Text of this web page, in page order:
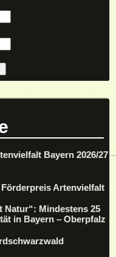
Bayern 2026/27 –
Artenvielfalt
Natur“: Mindestens 25
in Bayern – Oberpfalz